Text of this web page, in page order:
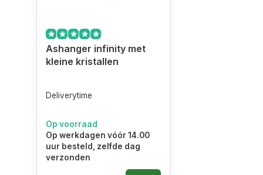
Ashanger infinity met
kleine kristallen
Deliverytime
Op voorraad
Op werkdagen vóór 14.00
uur besteld, zelfde dag
verzonden